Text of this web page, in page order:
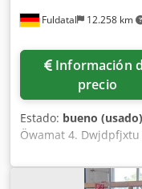
Fuldatal 12.258 km
Información de
precio
Estado: bueno (usado)
Öwamat 4.
especificaciones:
presupuesto, no